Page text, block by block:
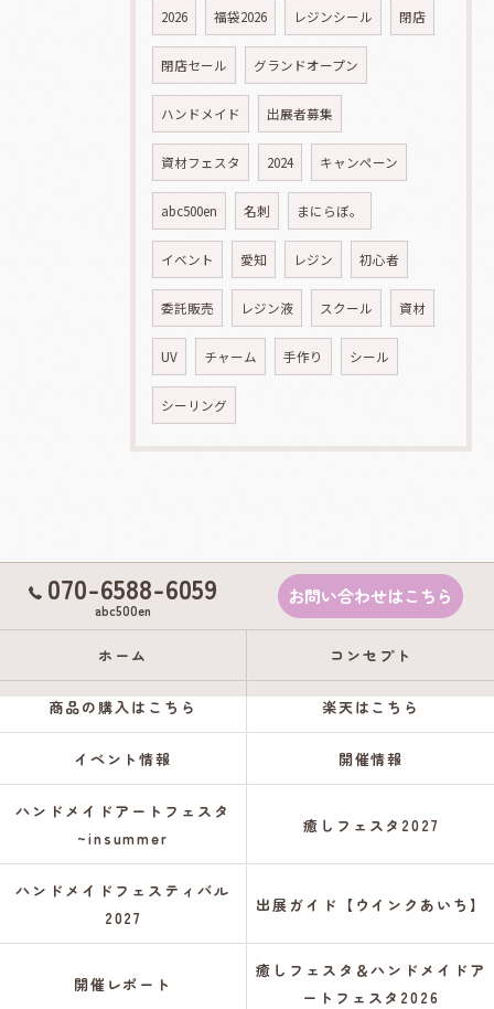
2026 福袋2026 レジンシール 閉店
閉店セール グランドオープン
ハンドメイド 出展者募集
資材フェスタ 2024 キャンペーン
abc500en 名刺 まにらぼ。
イベント 愛知 レジン 初心者
委託販売 レジン液 スクール 資材
UV チャーム 手作り シール
シーリング
070-6588-6059
abc500en
お問い合わせはこちら
ホーム コンセプト
商品の購入はこちら 楽天はこちら
イベント情報 開催情報
ハンドメイドアートフェスタ
~insummer
癒しフェスタ2027
ハンドメイドフェスティバル
2027
出展ガイド【ウインクあいち】
開催レポート
癒しフェスタ＆ハンドメイドア
ートフェスタ2026